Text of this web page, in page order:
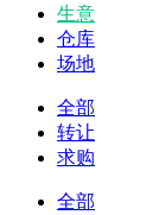
生意
仓库
场地
全部
转让
求购
全部